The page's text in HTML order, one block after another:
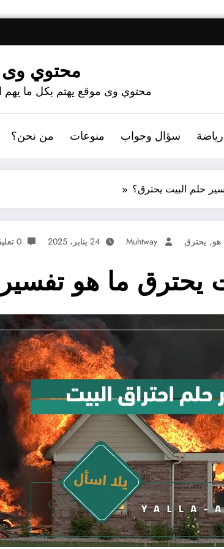
محتوي وى
محتوي وى موقع يهتم بكل ما يهم
رياضة سؤال وجواب منوعات من نحن؟
حلم البيت يحترق؟
هو, يحترق Muhtway 24 يناير، 2025 0 تعليقات
يحترق ما هو